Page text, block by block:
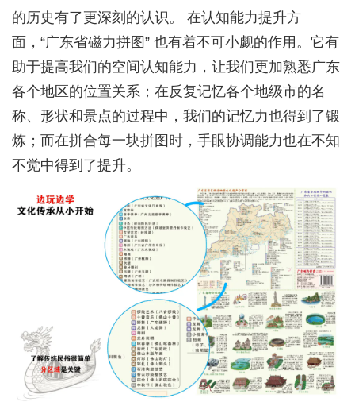
的历史有了更深刻的认识。 在认知能力提升方
面，“广东省磁力拼图” 也有着不可小觑的作用。它有
助于提高我们的空间认知能力，让我们更加熟悉广东
各个地区的位置关系；在反复记忆各个地级市的名
称、形状和景点的过程中，我们的记忆力也得到了锻
炼；而在拼合每一块拼图时，手眼协调能力也在不知
不觉中得到了提升。